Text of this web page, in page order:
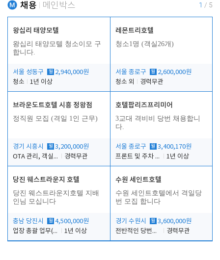
채용 메인박스 1 / 5
왕십리 태양모텔
왕십리 태양모텔 청소이모 구
합니다.
서울 성동구 월 2,940,000원
청소
1년 이상
레몬트리호텔
청소1명 (객실26개)
서울 종로구 월 2,600,000원
청소 외
경력무관
브라운도트호텔 시흥 정왕점
정직원 모집 (격일 1인 근무)
경기 시흥시 월 3,200,000원
OTA 관리, 객실점검, 고객응대, 시설관리
경력무관
호텔팝리즈프리미어
3교대 격비비 당번 채용합니
다.
서울 종로구 월 3,400,170원
프론트 및 주차 객실관리
1년 이상
당진 웨스트라운지 호텔
당진 웨스트라운지호텔 지배
인님 모십니다
충남 당진시 월 4,500,000원
업장 총괄 업무(예약,시설 및 직원관리 등)
1년 이상
수원 세인트호텔
수원 세인트호텔에서 격일당
번 모집 합니다
경기 수원시 월 3,600,000원
전반적인 당번업무
경력무관